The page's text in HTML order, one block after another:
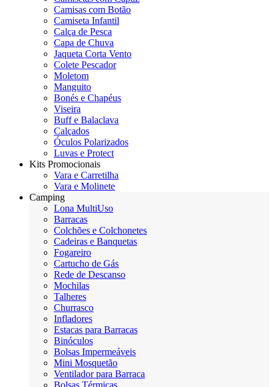
Camisas com Botão
Camiseta Infantil
Calça de Pesca
Capa de Chuva
Jaqueta Corta Vento
Colete Pescador
Moletom
Manguito
Bonés e Chapéus
Viseira
Buff e Balaclava
Calçados
Óculos Polarizados
Luvas e Protect
Kits Promocionais
Vara e Carretilha
Vara e Molinete
Camping
Lona MultiUso
Barracas
Colchões e Colchonetes
Cadeiras e Banquetas
Fogareiro
Cartucho de Gás
Rede de Descanso
Mochilas
Talheres
Churrasco
Infladores
Estacas para Barracas
Binóculos
Bolsas Impermeáveis
Mini Mosquetão
Ventilador para Barraca
Bolsas Térmicas